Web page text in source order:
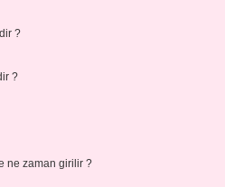
?
?
ne zaman girilir ?